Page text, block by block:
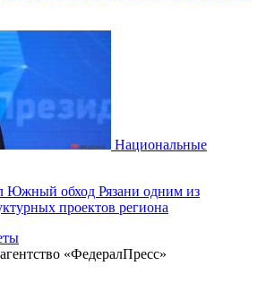
Национальные
Южный обход Рязани одним из
проектов региона
«ФедералПресс»